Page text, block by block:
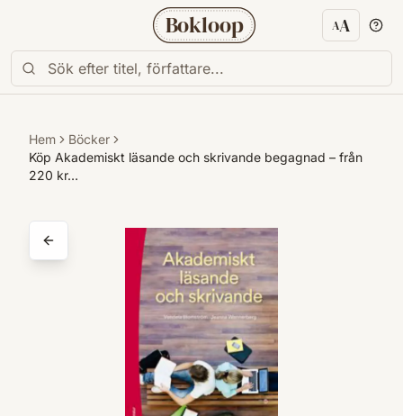
Bokloop AA
Hem
Böcker
Köp Akademiskt läsande och skrivande begagnad – från
220 kr…